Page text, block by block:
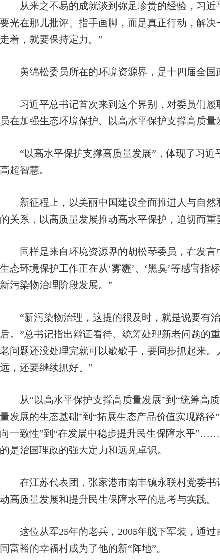
从来之不易的成就谈到弥足珍贵的经验，习近
要光在那儿批评、指手画脚，而是真正行动，解
走着，就要保持定力。”
黄绵松委员所在的环境资源界，是十四届全国
习近平总书记首次来到这个界别，对委员们履
员在加强生态环境保护、以高水平保护支撑高质量
“以高水平保护支撑高质量发展”，体现了习近
高超智慧。
新征程上，以美丽中国建设全面推进人与自然
的关系，以高质量发展推动高水平保护，迫切而重
同样是来自环境资源界的胡松琴委员，在发言
生态环境保护工作正在从‘雾霾’、‘黑臭’等感官指
新污染物治理阶段发展。”
“新污染物治理，这提的很及时，就是说要有
后。”总书记指出辩证看待、统筹处理新老问题的
老问题还没处理完就可以歇歇手，要同步抓起来
远，还要继续抓好。”
从“以高水平保护支撑高质量发展”到“统筹高质
量发展的生态基础”到“拓展生态产品价值实现路
向一致性”到“在发展中稳步提升民生保障水平
的是治国理政的强大定力和远见卓识。
在江苏代表团，张家港市南丰镇永联村党委书
动高质量发展和提升民生保障水平的思考与实践。
这位从军25年的老兵，2005年脱下军装，通过
同富裕的幸福村成为了他的新“阵地”。